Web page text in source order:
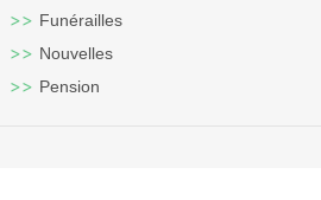
Funérailles
Nouvelles
Pension